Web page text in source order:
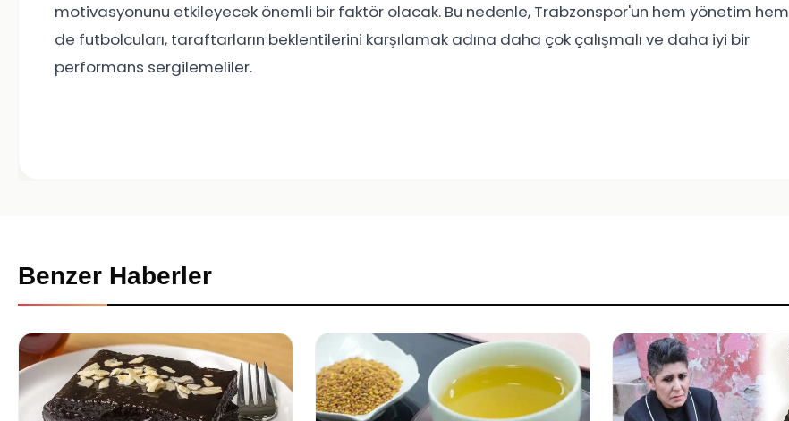
motivasyonunu etkileyecek önemli bir faktör olacak. Bu nedenle, Trabzonspor'un hem yönetim hem
de futbolcuları, taraftarların beklentilerini karşılamak adına daha çok çalışmalı ve daha iyi bir
performans sergilemeliler.
Benzer Haberler